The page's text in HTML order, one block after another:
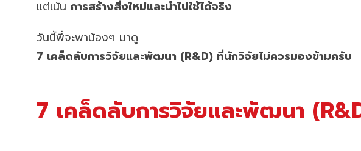
แต่เน้น การสร้างสิ่งใหม่และนำไปใช้ได้จริง
วันนี้พี่จะพาน้องๆ มาดู
7 เคล็ดลับการวิจัยและพัฒนา (R&D) ที่นักวิจัยไม่ควรมองข้ามครับ
7 เคล็ดลับการวิจัยและพัฒนา